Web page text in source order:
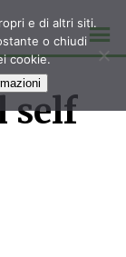
self
e di altri siti.
o chiudi
cookie.